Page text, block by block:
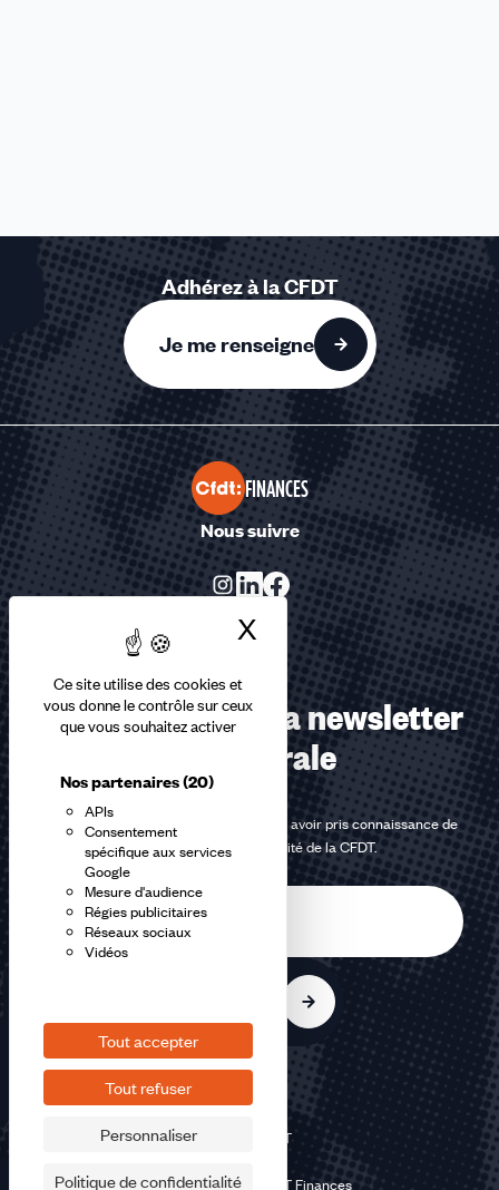
Ce site utilise des cookies et
vous donne le contrôle sur ceux
que vous souhaitez activer
Nos partenaires(20)
APIs
Consentement
spécifique aux services
Google
Mesure d'audience
Régies publicitaires
Réseaux sociaux
Vidéos
Tout accepter
Tout refuser
Personnaliser
Politique de confidentialité
X Masquer le
Adhérez à la CFDT
Je me renseigne
FINANCES
Nous suivre
Abonnez-vous à la newsletter
confédérale
En m'inscrivant à la newsletter, j'affirme avoir pris connaissance de
lapolitique de confidentialité de la CFDT.
©2026 CFDT
Mentions légales CFDT Finances